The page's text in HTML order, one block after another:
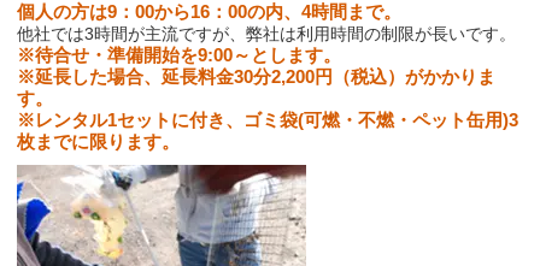
個人の方は9：00から16：00の内、4時間まで。
他社では3時間が主流ですが、弊社は利用時間の制限が長いです。
※待合せ・準備開始を9:00～とします。
※延長した場合、延長料金30分2,200円（税込）がかかりま
す。
※レンタル1セットに付き、ゴミ袋(可燃・不燃・ペット缶用)3
枚までに限ります。